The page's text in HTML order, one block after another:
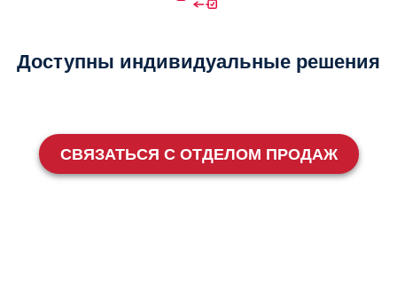
Доступны индивидуальные решения
СВЯЗАТЬСЯ С ОТДЕЛОМ ПРОДАЖ